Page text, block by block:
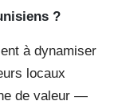
?
à dynamiser
locaux
de valeur —